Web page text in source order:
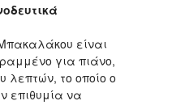
είναι
για πιάνο,
λεπτών, το οποίο ο
επιθυμία να